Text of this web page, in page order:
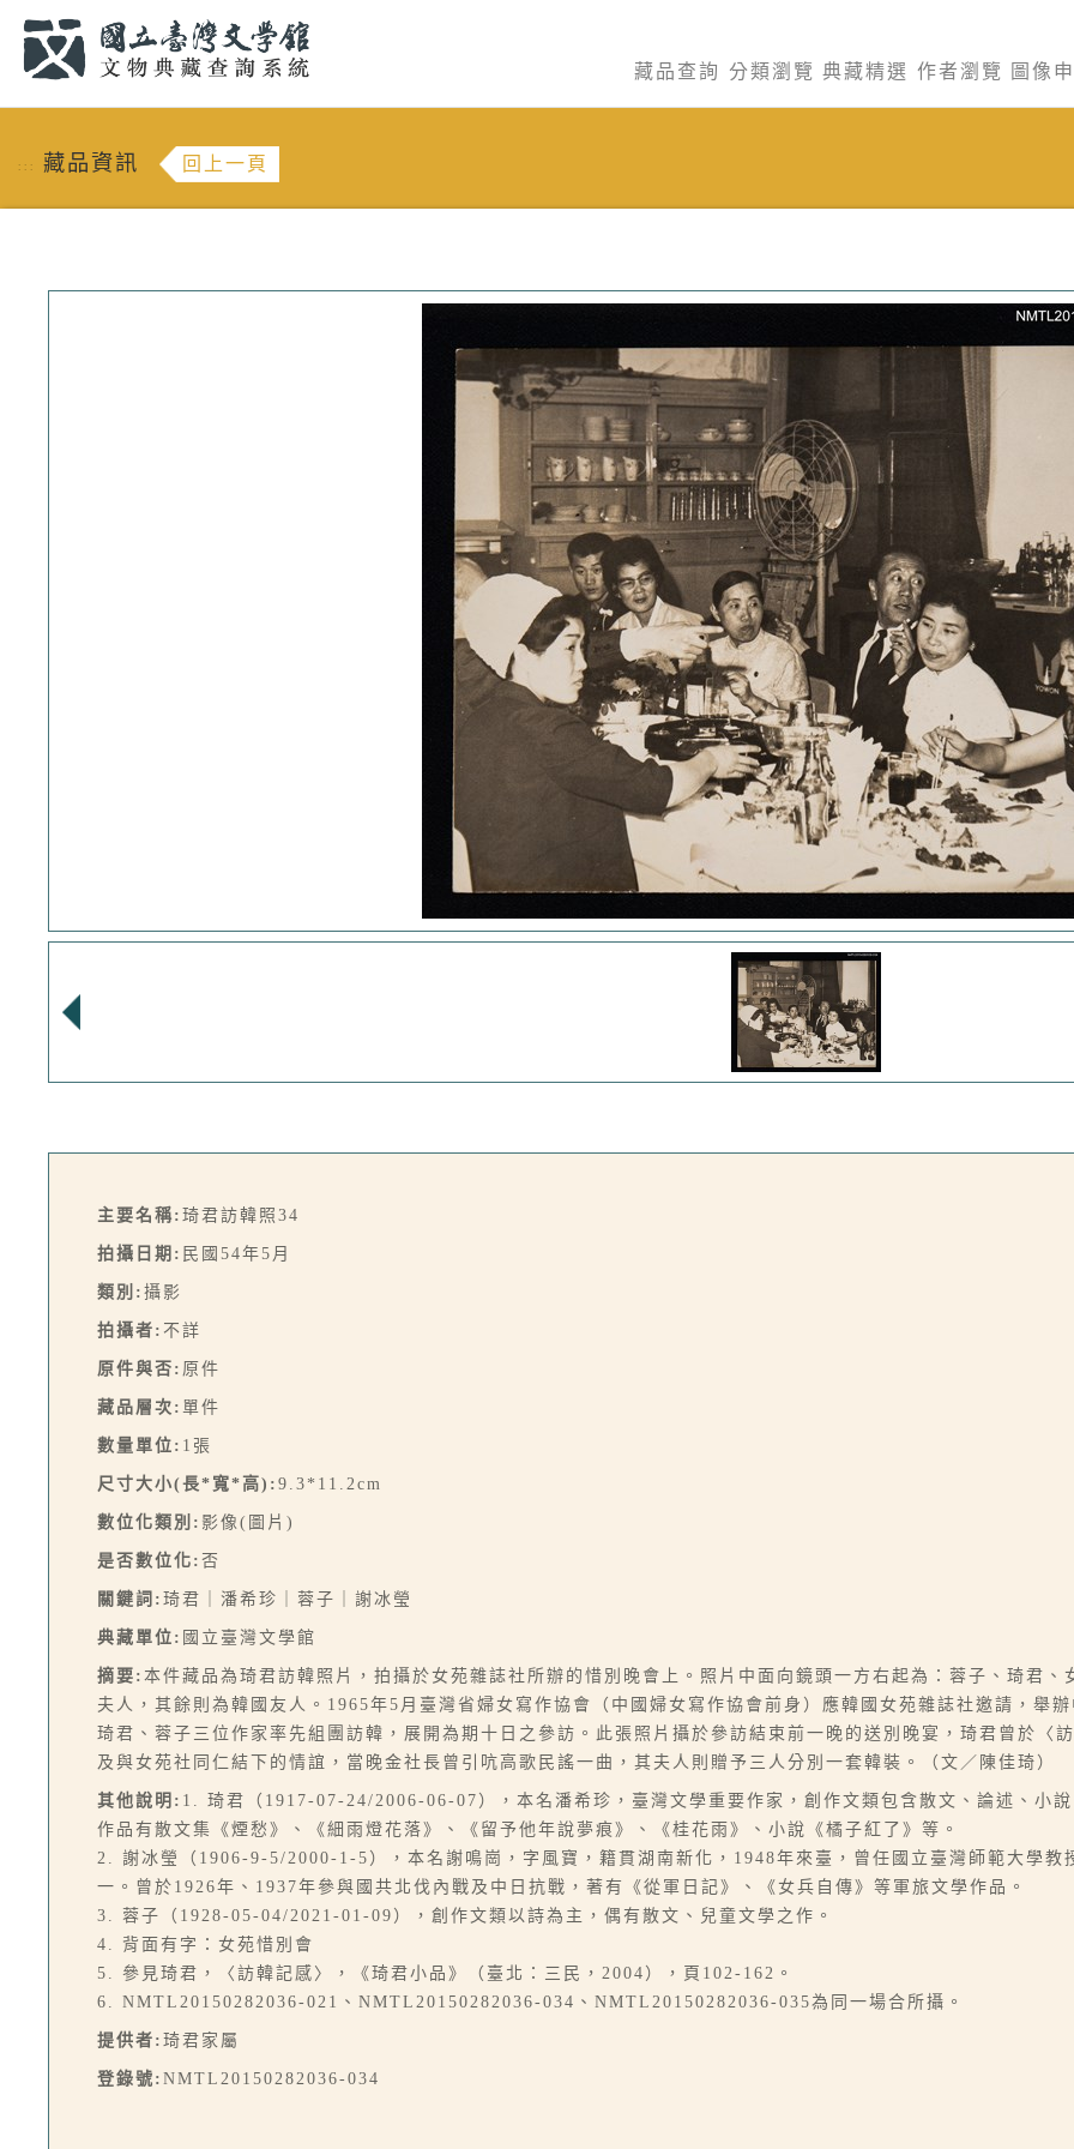
藏品查詢 分類瀏覽 典藏精選 作者瀏覽 圖像
::: 藏品資訊 回上一頁
主要名稱: 琦君訪韓照34
拍攝日期: 民國54年5月
類別: 攝影
拍攝者: 不詳
原件與否: 原件
藏品層次: 單件
數量單位: 1張
尺寸大小(長*寬*高): 9.3*11.2cm
數位化類別: 影像(圖片)
是否數位化: 否
關鍵詞: 琦君｜潘希珍｜蓉子｜謝冰瑩
典藏單位: 國立臺灣文學館
摘要: 本件藏品為琦君訪韓照片，拍攝於女苑雜誌社所辦的惜別晚會上。照片中面向鏡頭一方右起為：蓉子、琦君
夫人，其餘則為韓國友人。1965年5月臺灣省婦女寫作協會（中國婦女寫作協會前身）應韓國女苑雜誌社邀請，舉
琦君、蓉子三位作家率先組團訪韓，展開為期十日之參訪。此張照片攝於參訪結束前一晚的送別晚宴，琦君曾於〈
及與女苑社同仁結下的情誼，當晚金社長曾引吭高歌民謠一曲，其夫人則贈予三人分別一套韓裝。（文／陳佳琦）
其他說明: 1. 琦君（1917-07-24/2006-06-07），本名潘希珍，臺灣文學重要作家，創作文類包含散文、論述、小
作品有散文集《煙愁》、《細雨燈花落》、《留予他年說夢痕》、《桂花雨》、小說《橘子紅了》等。
2. 謝冰瑩（1906-9-5/2000-1-5），本名謝鳴崗，字風寶，籍貫湖南新化，1948年來臺，曾任國立臺灣師範大學教
一。曾於1926年、1937年參與國共北伐內戰及中日抗戰，著有《從軍日記》、《女兵自傳》等軍旅文學作品。
3. 蓉子（1928-05-04/2021-01-09），創作文類以詩為主，偶有散文、兒童文學之作。
4. 背面有字：女苑惜別會
5. 參見琦君，〈訪韓記感〉，《琦君小品》（臺北：三民，2004），頁102-162。
6. NMTL20150282036-021、NMTL20150282036-034、NMTL20150282036-035為同一場合所攝。
提供者: 琦君家屬
登錄號: NMTL20150282036-034